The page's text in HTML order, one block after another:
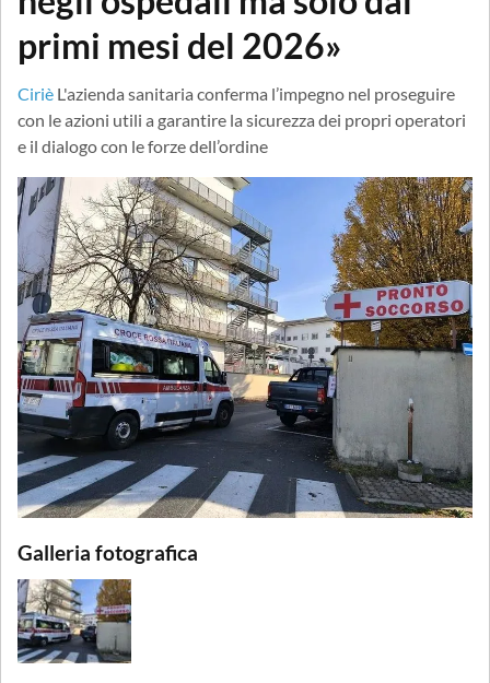
primi mesi del 2026»
Ciriè L'azienda sanitaria conferma l’impegno nel proseguire
con le azioni utili a garantire la sicurezza dei propri operatori
e il dialogo con le forze dell’ordine
Galleria fotografica